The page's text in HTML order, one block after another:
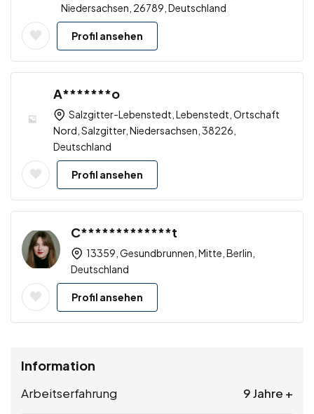
Niedersachsen, 26789, Deutschland
Profil ansehen
A*******o
Salzgitter-Lebenstedt, Lebenstedt, Ortschaft
Nord, Salzgitter, Niedersachsen, 38226,
Deutschland
Profil ansehen
C*************t
13359, Gesundbrunnen, Mitte, Berlin,
Deutschland
Profil ansehen
Information
Arbeitserfahrung 9 Jahre +